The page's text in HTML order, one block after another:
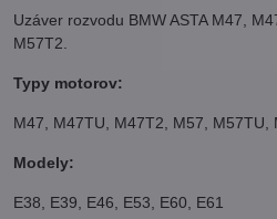
Uzáver rozvodu BMW ASTA M47,
M57T2.
Typy motorov:
M47, M47TU, M47T2, M57, M57TU,
Modely:
E38, E39, E46, E53, E60, E61